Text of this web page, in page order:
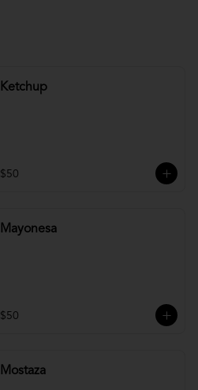
Ketchup
$50
Mayonesa
$50
Mostaza